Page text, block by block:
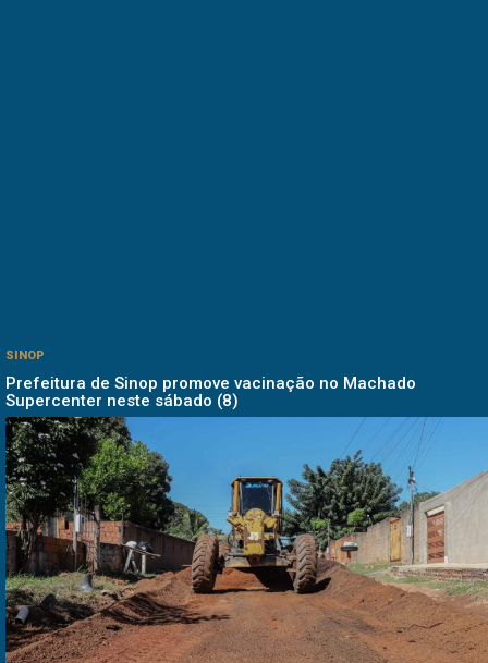
SINOP
Prefeitura de Sinop promove vacinação no Machado
Supercenter neste sábado (8)